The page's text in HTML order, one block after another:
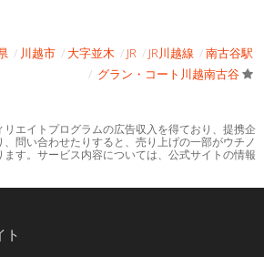
川越市 大字並木 JR JR川越線
南古谷駅
グラン・コート川越南古谷
エイトプログラムの広告収入を得ており、提携企
問い合わせたりすると、売り上げの一部がウチノ
す。サービス内容については、公式サイトの情報
ト